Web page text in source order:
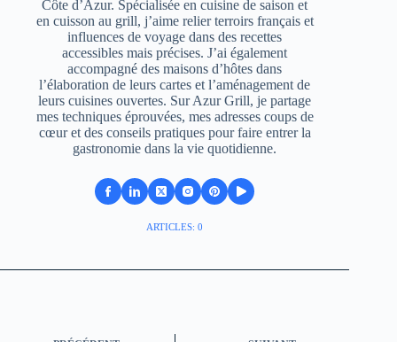
Côte d’Azur. Spécialisée en cuisine de saison et
en cuisson au grill, j’aime relier terroirs français et
influences de voyage dans des recettes
accessibles mais précises. J’ai également
accompagné des maisons d’hôtes dans
l’élaboration de leurs cartes et l’aménagement de
leurs cuisines ouvertes. Sur Azur Grill, je partage
mes techniques éprouvées, mes adresses coups de
cœur et des conseils pratiques pour faire entrer la
gastronomie dans la vie quotidienne.
ARTICLES: 0